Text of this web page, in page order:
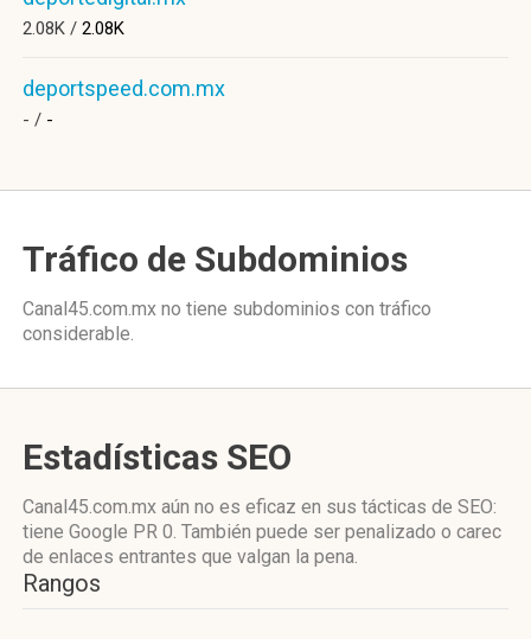
2.08K / 2.08K
deportspeed.com.mx
- / -
Tráfico de Subdominios
Canal45.com.mx no tiene subdominios con tráfico
considerable.
Estadísticas SEO
Canal45.com.mx aún no es eficaz en sus tácticas de SEO:
tiene Google PR 0. También puede ser penalizado o carec
de enlaces entrantes que valgan la pena.
Rangos